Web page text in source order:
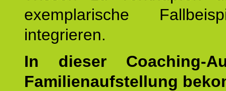
exemplarische
integrieren.
In dieser Coaching-
Familienaufstellung